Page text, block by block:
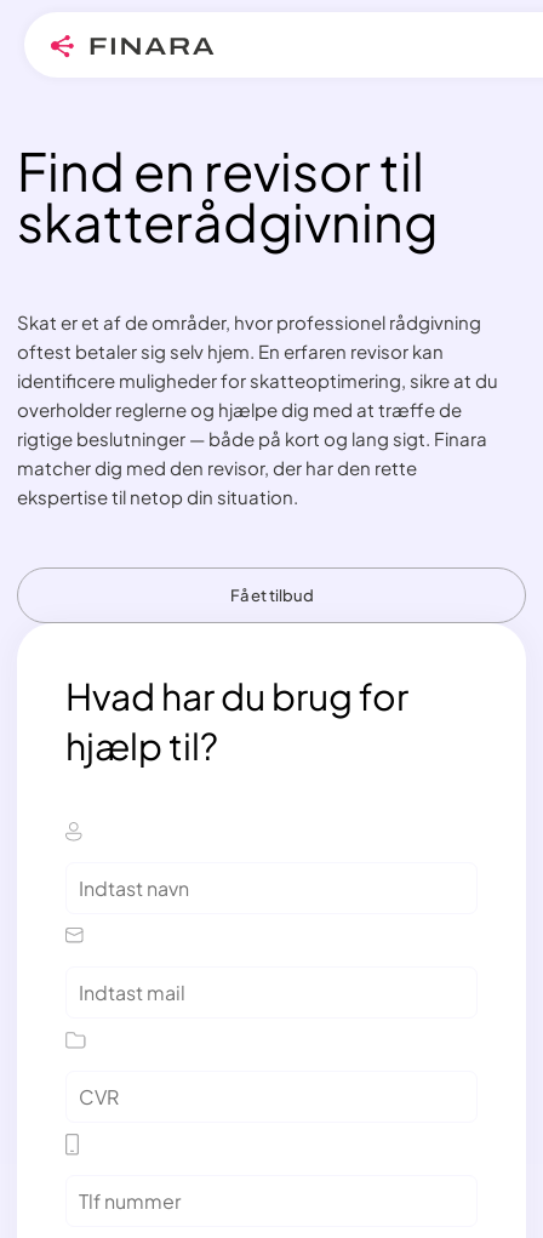
Skip
content
Find en revisor til
skatterådgivning
Skat er et af de områder, hvor professionel rådgivning
oftest betaler sig selv hjem. En erfaren revisor kan
identificere muligheder for skatteoptimering, sikre at du
overholder reglerne og hjælpe dig med at træffe de
rigtige beslutninger — både på kort og lang sigt. Finara
matcher dig med den revisor, der har den rette
ekspertise til netop din situation.
Få et tilbud
Hvad har du brug for
hjælp til?